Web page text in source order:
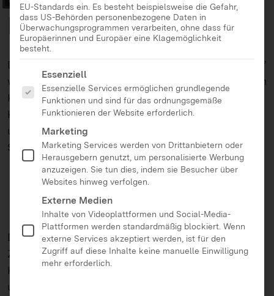
Kinder
Die Projekte “Ohrenspitzer” und “Ohrenspitzer-mini”
widmen sich dem Lernen von richtigem Zuhören von
Kindern. Mit Ohrenspitzer-Methoden lernen die
Kinder mediale Wirkungen kennen und reflektieren
und legen eine gute Grundlage für einen besseren
Schriftspracherwerb.
Die Bedeutung, die das Hören für ein gutes
Zusammenleben und eine gelingende
Kommunikation hat, wird im Alltag immer wieder
unterschätzt.
EU-Standards ein. Es besteht beispielsweise die Gefahr,
dass US-Behörden personenbezogene Daten in
Überwachungsprogrammen verarbeiten, ohne dass für
Europäerinnen und Europäer eine Klagemöglichkeit
besteht.
Es folgt eine Liste der Service-Gruppen, für die eine
Essenziell
Essenzielle Services ermöglichen grundlegende
Funktionen und sind für das ordnungsgemäße
Funktionieren der Website erforderlich.
Marketing
Marketing Services werden von Drittanbietern oder
Herausgebern genutzt, um personalisierte Werbung
anzuzeigen. Sie tun dies, indem sie Besucher über
Websites hinweg verfolgen.
Externe Medien
Inhalte von Videoplattformen und Social-Media-
Plattformen werden standardmäßig blockiert. Wenn
externe Services akzeptiert werden, ist für den
Zugriff auf diese Inhalte keine manuelle Einwilligung
mehr erforderlich.